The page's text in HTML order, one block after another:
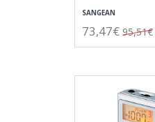
SANGEAN
73,47€ 95,51€